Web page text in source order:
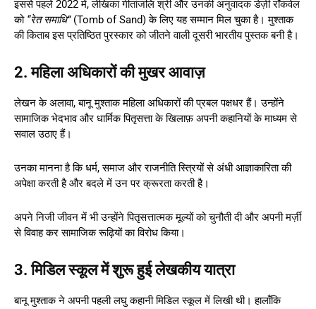
इससे पहले 2022 में, लेखिका गीतांजलि श्री और उनकी अनुवादक डेज़ी रॉकवेल
को “रेत समाधि”(Tomb of Sand) के लिए यह सम्मान मिल चुका है। मुश्ताक
की किताब इस प्रतिष्ठित पुरस्कार को जीतने वाली दूसरी भारतीय पुस्तक बनी है।
2. महिला अधिकारों की मुखर आवाज़
लेखन के अलावा, बानू मुश्ताक महिला अधिकारों की प्रबल पक्षधर हैं। उन्होंने
सामाजिक भेदभाव और धार्मिक पितृसत्ता के खिलाफ़ अपनी कहानियों के माध्यम से
सवाल उठाए हैं।
उनका मानना है कि धर्म, समाज और राजनीति स्त्रियों से अंधी आज्ञाकारिता की
अपेक्षा करती है और बदले में उन पर क्रूरता करती है।
अपने निजी जीवन में भी उन्होंने पितृसत्तात्मक मूल्यों को चुनौती दी और अपनी मर्ज़ी
से विवाह कर सामाजिक रूढ़ियों का विरोध किया।
3. मिडिल स्कूल में शुरू हुई लेखकीय यात्रा
बानू मुश्ताक ने अपनी पहली लघु कहानी मिडिल स्कूल में लिखी थी। हालाँकि